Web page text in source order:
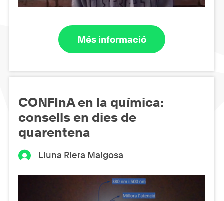
Més informació
CONFInA en la química:
consells en dies de
quarentena
Lluna Riera Malgosa